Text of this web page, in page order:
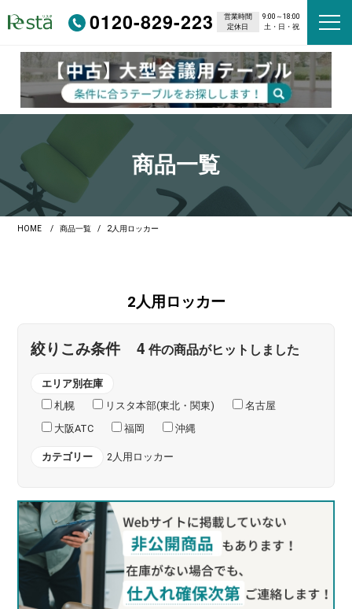
0120-829-223 営業時間
9:00～18:00
定休日
土・日・祝
商品一覧
HOME 商品一覧 2人用ロッカー
2人用ロッカー
絞りこみ条件 4 件の商品がヒットしました
エリア別在庫
札幌
リスタ本部(東北・関東)
名古屋
大阪ATC
福岡 沖縄
カテゴリー 2人用ロッカー